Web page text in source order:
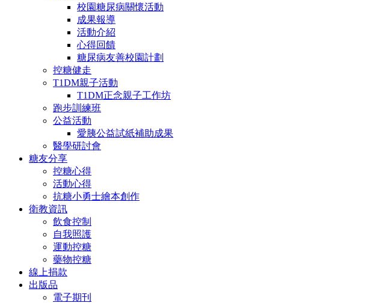
校園糖尿病關懷活動
成果報導
活動介紹
心得回饋
糖尿病友善校園計劃
控糖健走
T1DM親子活動
T1DM正念親子工作坊
跑步訓練班
公益活動
愛胰公益試紙補助成果
醫學研討會
糖友分享
控糖心得
活動心得
抗糖小勇士繪本創作
衛教資訊
飲食控制
自我照護
運動控糖
藥物控糖
線上捐款
出版品
電子期刊